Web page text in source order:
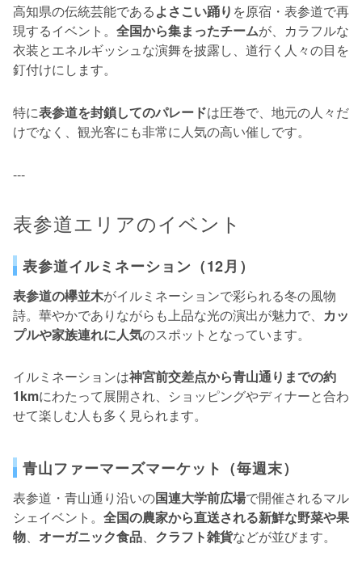
高知県の伝統芸能であるよさこい踊り を原宿・表参道で再
現するイベント。 全国から集まったチームが、カラフルな
衣装とエネルギッシュな演舞を披露し、道行く人々の目を
釘付けにします。
特に表参道を封鎖してのパレードは圧巻で、地元の人々だ
けでなく、観光客にも非常に人気の高い催しです。
---
表参道エリアのイベント
表参道イルミネーション（12月）
表参道の欅並木がイルミネーションで彩られる冬の風物
詩。華やかでありながらも上品な光の演出が魅力で、 カッ
プルや家族連れに人気のスポットとなっています。
イルミネーションは神宮前交差点から青山通りまでの約
1kmにわたって展開され、ショッピングやディナーと合わ
せて楽しむ人も多く見られます。
青山ファーマーズマーケット（毎週末）
表参道・青山通り沿いの国連大学前広場で開催されるマル
シェイベント。 全国の農家から直送される新鮮な野菜や果
物、 オーガニック食品、 クラフト雑貨などが並びます。